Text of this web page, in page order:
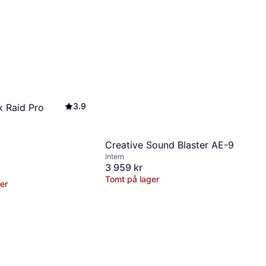
Raid Pro 3.9
Creative Sound Blaster AE-9
Intern
3 959 kr
Tomt på lager